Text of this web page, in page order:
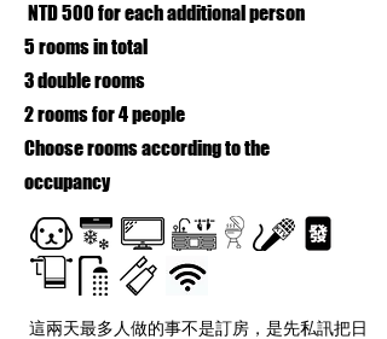
​ NTD 500 for each additional person
5 rooms in total
3 double rooms
2 rooms for 4 people
Choose rooms according to the
occupancy
這兩天最多人做的事不是訂房，是先私訊把日